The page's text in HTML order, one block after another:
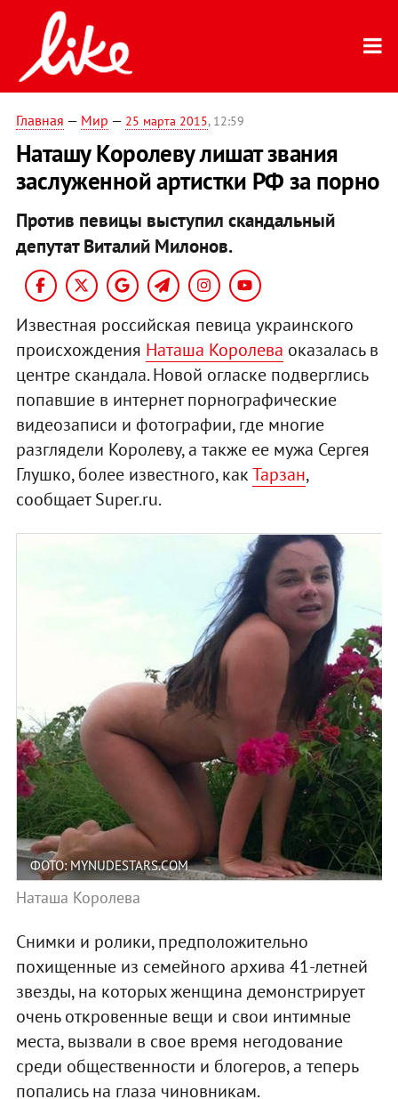
Главная — Мир — 25 марта 2015, 12:59
Наташу Королеву лишат звания
заслуженной артистки РФ за порно
Против певицы выступил скандальный
депутат Виталий Милонов.
Известная российская певица украинского
происхождения Наташа Королева оказалась в
центре скандала. Новой огласке подверглись
попавшие в интернет порнографические
видеозаписи и фотографии, где многие
разглядели Королеву, а также ее мужа Сергея
Глушко, более известного, какТарзан,
сообщает Super.ru.
ФОТО: MYNUDESTARS.COM
Наташа Королева
Снимки и ролики, предположительно
похищенные из семейного архива 41-летней
звезды, на которых женщина демонстрирует
очень откровенные вещи и свои интимные
места, вызвали в свое время негодование
среди общественности и блогеров, а теперь
попались на глаза чиновникам.